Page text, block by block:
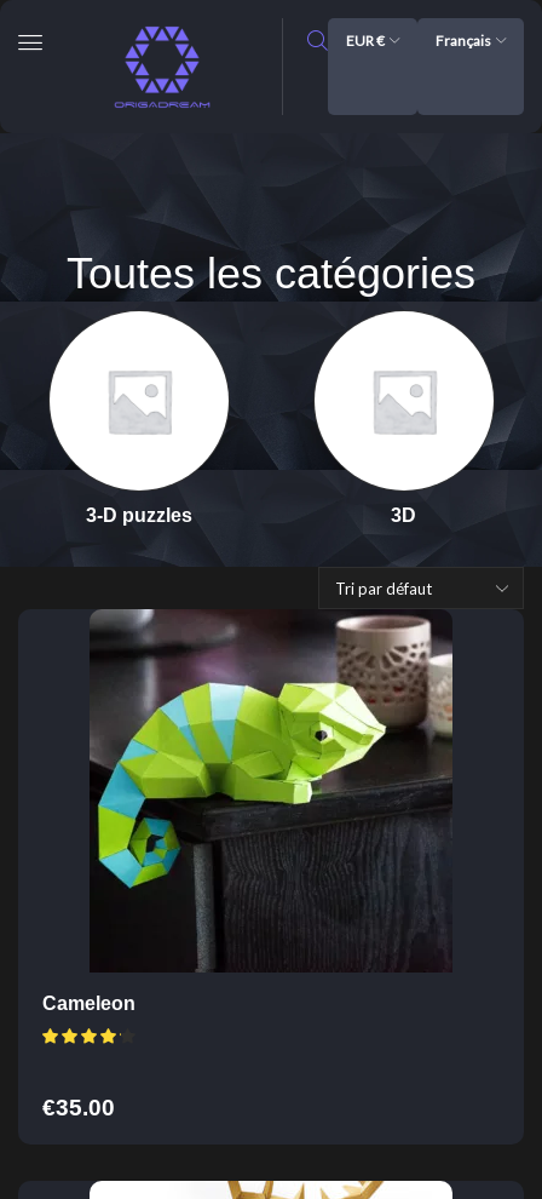
EUR € Français
Toutes les catégories
3-D puzzles 3D
Cameleon
€35.00